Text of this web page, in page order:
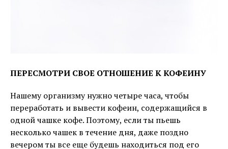
ПЕРЕСМОТРИ СВОЕ ОТНОШЕНИЕ К КОФЕИНУ
Нашему организму нужно четыре часа, чтобы
переработать и вывести кофеин, содержащийся в
одной чашке кофе. Поэтому, если ты пьешь
несколько чашек в течение дня, даже поздно
вечером ты все еще будешь находиться под его